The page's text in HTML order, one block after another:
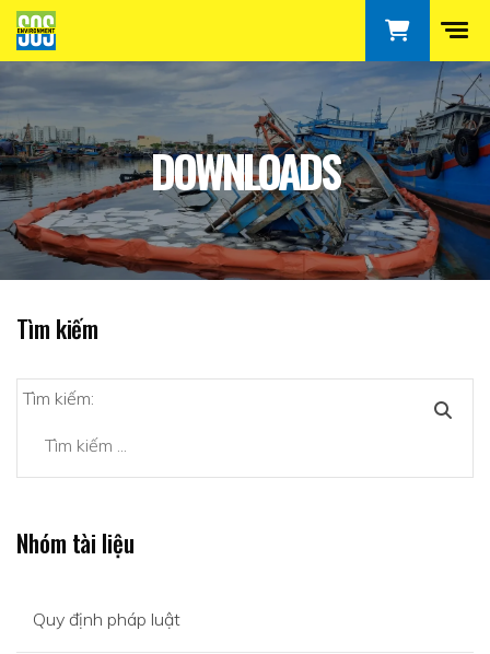
DOWNLOADS
Tìm kiếm
Tìm kiếm:
Nhóm tài liệu
Quy định pháp luật